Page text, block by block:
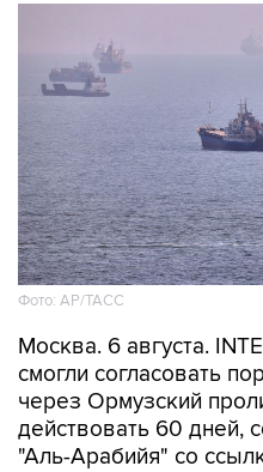
Фото: AP/ТАСС
Москва. 6 августа.
смогли согласовать
через Ормузский
действовать 60 дней,
"Аль-Арабийя" со